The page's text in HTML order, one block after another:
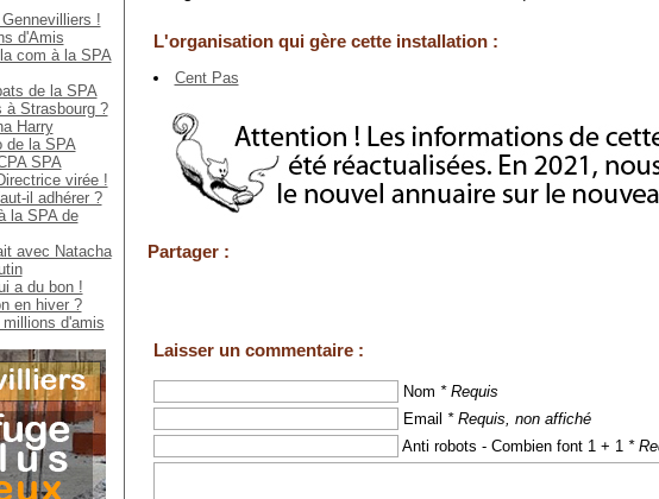
!
d'Amis
com à la SPA
de la SPA
à Strasbourg ?
Harry
de la SPA
SPA
virée !
il adhérer ?
la SPA de
avec Natacha
a du bon !
en hiver ?
d'amis
L'organisation qui gère cette installation :
Cent Pas
Partager :
Laisser un commentaire :
Nom * Requis
Email * Requis, non affiché
Anti robots - Combien font 1 + 1 *